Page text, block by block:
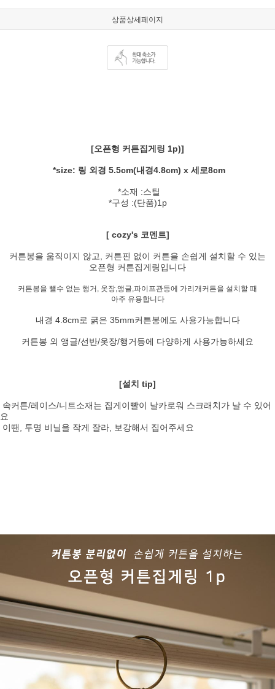
상품상세페이지
[오픈형 커튼집게링 1p)]
*size: 링 외경 5.5cm(내경4.8cm) x 세로8cm
*소재 :스틸
*구성 :(단품)1p
[ cozy's 코멘트]
커튼봉을 움직이지 않고, 커튼핀 없이 커튼을 손쉽게 설치할 수 있는
오픈형 커튼집게링입니다
커튼봉을 뺄수 없는 행거, 옷장,앵글,파이프관등에 가리개커튼을 설치할 때
아주 유용합니다
내경 4.8cm로 굵은 35mm커튼봉에도 사용가능합니다
커튼봉 외 앵글/선반/옷장/행거등에 다양하게 사용가능하세요
[설치 tip]
속커튼/레이스/니트소재는 집게이빨이 날카로워 스크래치가 날 수 있어
요
이땐, 투명 비닐을 작게 잘라, 보강해서 집어주세요